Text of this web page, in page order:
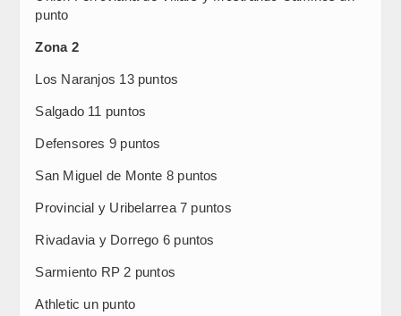
punto
Zona 2
Los Naranjos 13 puntos
Salgado 11 puntos
Defensores 9 puntos
San Miguel de Monte 8 puntos
Provincial y Uribelarrea 7 puntos
Rivadavia y Dorrego 6 puntos
Sarmiento RP 2 puntos
Athletic un punto